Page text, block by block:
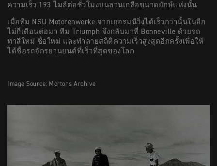
ความเร็ว 193 ไมล์ต่อชั่วโมงบนลานเกลือขนาดยักษ์แห่งนั้น
เมื่อทีม NSU Motorenwerke จากเยอรมนีวิ่งได้เร็วกว่านั้นในอีก
ไม่กี่เดือนต่อมา ทีม Triumph จึงกลับมาที่ Bonneville ด้วยรถ
ทาสีใหม่ ชื่อใหม่ และทำลายสถิติความเร็วสูงสุดอีกครั้งเพื่อให้
ได้ชื่อรถจักรยานยนต์ที่เร็วที่สุดของโลก
Image Source: Mortons Archive